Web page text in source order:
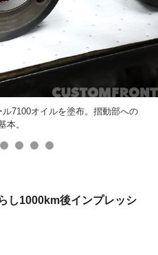
ル7100オイルを塗布。摺動部への
本。
し1000km後インプレッシ